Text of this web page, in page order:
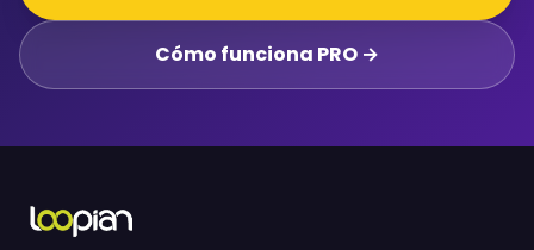
Cómo funciona PRO →